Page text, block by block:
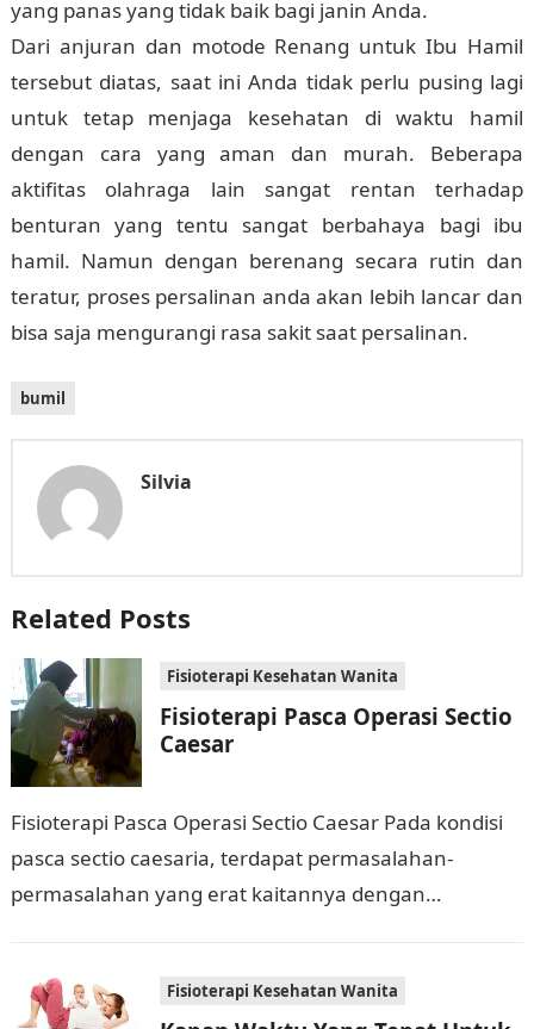
yang panas yang tidak baik bagi janin Anda.
Dari anjuran dan motode Renang untuk Ibu Hamil
tersebut diatas, saat ini Anda tidak perlu pusing lagi
untuk tetap menjaga kesehatan di waktu hamil
dengan cara yang aman dan murah. Beberapa
aktifitas olahraga lain sangat rentan terhadap
benturan yang tentu sangat berbahaya bagi ibu
hamil. Namun dengan berenang secara rutin dan
teratur, proses persalinan anda akan lebih lancar dan
bisa saja mengurangi rasa sakit saat persalinan.
bumil
Silvia
Related Posts
Fisioterapi Kesehatan Wanita
Fisioterapi Pasca Operasi Sectio
Caesar
Fisioterapi Pasca Operasi Sectio Caesar Pada kondisi
pasca sectio caesaria, terdapat permasalahan-
permasalahan yang erat kaitannya dengan
Fisioterapi Kesehatan Wanita